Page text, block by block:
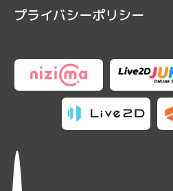
プライバシーポリシー